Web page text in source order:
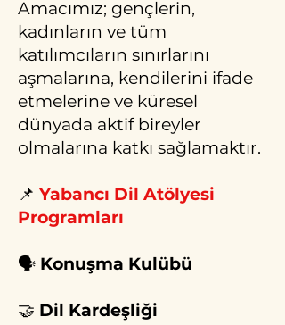
Amacımız; gençlerin,
kadınların ve tüm
katılımcıların sınırlarını
aşmalarına, kendilerini ifade
etmelerine ve küresel
dünyada aktif bireyler
olmalarına katkı sağlamaktır.
📌 Yabancı Dil Atölyesi
Programları
🗣️ Konuşma Kulübü
🤝 Dil Kardeşliği